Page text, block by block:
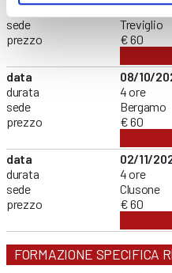
durata
sede
prezzo
4 ore
Treviglio
€ 60
data
durata
sede
prezzo
08/10/
4 ore
Bergamo
€ 60
data
durata
sede
prezzo
02/11/
4 ore
Clusone
€ 60
FORMAZIONE SPECIFICA